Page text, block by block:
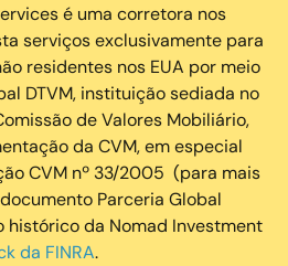
é uma corretora nos
serviços exclusivamente para
residentes nos EUA por meio
DTVM, instituição sediada no
de Valores Mobiliário,
da CVM, em especial
CVM nº 33/2005 (para mais
Parceria Global
histórico da Nomad Investment
da FINRA.